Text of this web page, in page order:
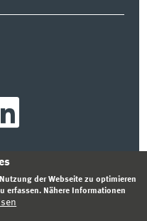
IMPRESSUM
der Webseite zu optimieren
erfassen. Nähere Informationen